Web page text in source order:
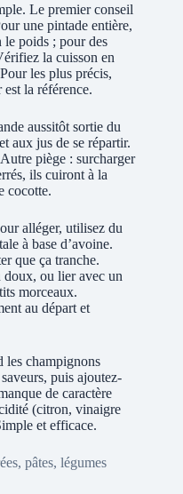
Le premier conseil
une pintade entière,
le poids ; pour des
la cuisson en
les plus précis,
la référence.
aussitôt sortie du
aux jus de se répartir.
piège : surcharger
ils cuiront à la
cocotte.
alléger, utilisez du
à base d’avoine.
que ça tranche.
doux, ou lier avec un
morceaux.
au départ et
les champignons
puis ajoutez-
de caractère
(citron, vinaigre
et efficace.
pâtes, légumes